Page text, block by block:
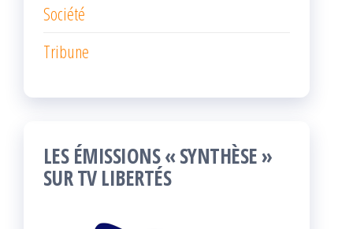
Société
Tribune
LES ÉMISSIONS « SYNTHÈSE »
SUR TV LIBERTÉS